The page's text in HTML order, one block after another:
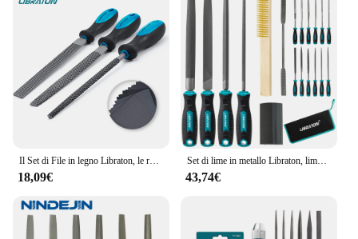
Il Set di File in legno Libraton, le raspe in legno da 3 pezzi includono raspa rotonde, semicircolare, piatte, carte vetrata 28 pezzi per la lavorazione del legno e la lucidatura
18,09€
Set di lime in metallo Libraton, lime in metallo 31 pezzi lime piatte/triangolari/semicircolari/rotonde lime ad ago lima per rivetti Sandpapers spazzola in acciaio
43,74€